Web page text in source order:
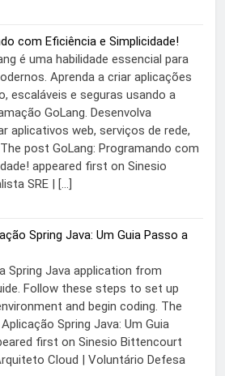
com Eficiência e Simplicidade!
é uma habilidade essencial para
Aprenda a criar aplicações
escaláveis e seguras usando a
GoLang. Desenvolva
aplicativos web, serviços de rede,
post GoLang: Programando com
appeared first on Sinesio
SRE | […]
Spring Java: Um Guia Passo a
Spring Java application from
Follow these steps to set up
and begin coding. The
Spring Java: Um Guia
first on Sinesio Bittencourt
Cloud | Voluntário Defesa